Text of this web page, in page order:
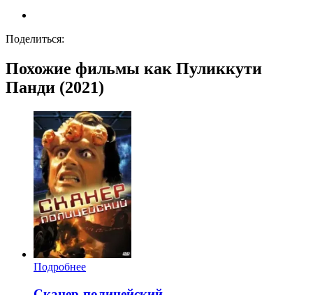
Поделиться:
Похожие фильмы как Пуликкути
Панди (2021)
Подробнее